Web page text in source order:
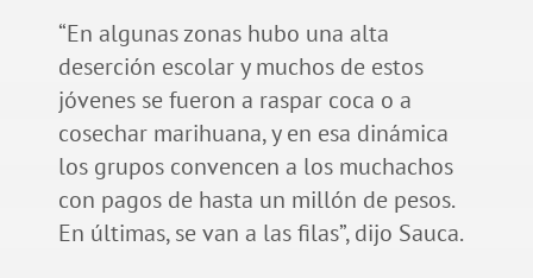
“En algunas zonas hubo una alta
deserción escolar y muchos de estos
jóvenes se fueron a raspar coca o a
cosechar marihuana, y en esa dinámica
los grupos convencen a los muchachos
con pagos de hasta un millón de pesos.
En últimas, se van a las filas”, dijo Sauca.